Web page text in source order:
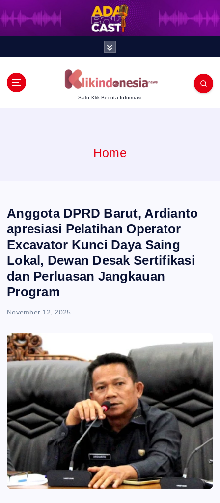
S
i
Satu Klik Berjuta Informasi
Home
Anggota DPRD Barut, Ardianto
apresiasi Pelatihan Operator
Excavator Kunci Daya Saing
Lokal, Dewan Desak Sertifikasi
dan Perluasan Jangkauan
Program
November 12, 2025